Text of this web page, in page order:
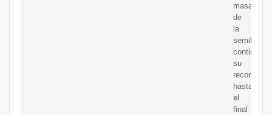
masa
de
la
semilla
continua
su
recorrido
hasta
el
final